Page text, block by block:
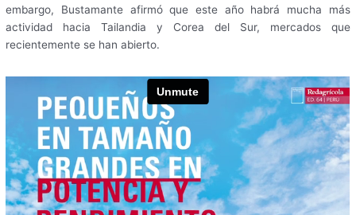
embargo, Bustamante afirmó que este año habrá mucha más
actividad hacia Tailandia y Corea del Sur, mercados que
recientemente se han abierto.